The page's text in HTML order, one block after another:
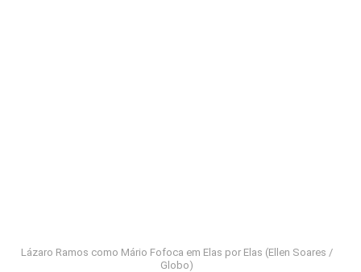
Lázaro Ramos como Mário Fofoca em Elas por Elas (Ellen Soares /
Globo)